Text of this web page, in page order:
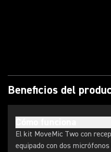
Beneficios del
El kit MoveMic Two con
equipado con dos